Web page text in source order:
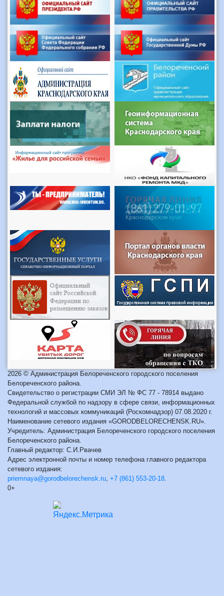
2026 © Администрация Белореченского городского поселения
Белореченского района.
Свидетельство о регистрации СМИ ЭЛ № ФС 77 - 78914 выдано
Федеральной службой по надзору в сфере связи, информационных
технологий и массовых коммуникаций (Роскомнадзор) 07.08.2020 г.
Наименование сетевого издания «GORODBELORECHENSK.RU».
Учредитель: Администрация Белореченского городского поселения
Белореченского района.
Главный редактор: С.И.Рвачев
Адрес электронной почты и номер телефона главного редактора
сетевого издания:
priemnaya@gorodbelorechensk.ru +7 (861) 553-20-18
0+